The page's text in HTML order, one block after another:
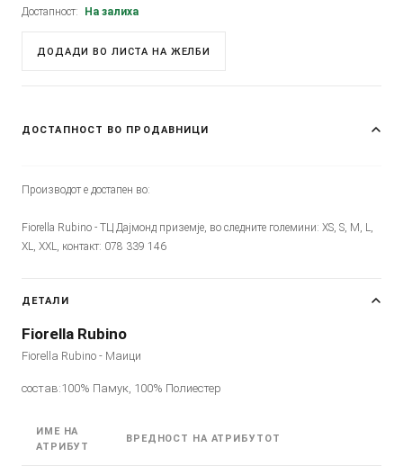
Достапност: На залиха
ДОДАДИ ВО ЛИСТА НА ЖЕЛБИ
ДОСТАПНОСТ ВО ПРОДАВНИЦИ
Производот е достапен во:
Fiorella Rubino - ТЦ Дајмонд приземје, во следните големини: XS, S, M, L,
XL, XXL, контакт: 078 339 146
ДЕТАЛИ
Fiorella Rubino
Fiorella Rubino - Маици
состав:100% Памук, 100% Полиестер
ИМЕ НА
АТРИБУТ
ВРЕДНОСТ НА АТРИБУТОТ